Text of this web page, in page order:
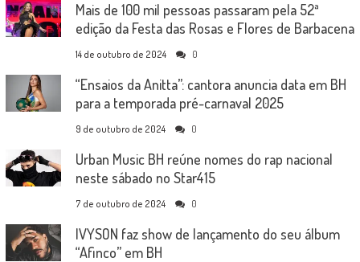
Mais de 100 mil pessoas passaram pela 52ª
edição da Festa das Rosas e Flores de Barbacena
14 de outubro de 2024 0
“Ensaios da Anitta”: cantora anuncia data em BH
para a temporada pré-carnaval 2025
9 de outubro de 2024 0
Urban Music BH reúne nomes do rap nacional
neste sábado no Star415
7 de outubro de 2024 0
IVYSON faz show de lançamento do seu álbum
“Afinco” em BH